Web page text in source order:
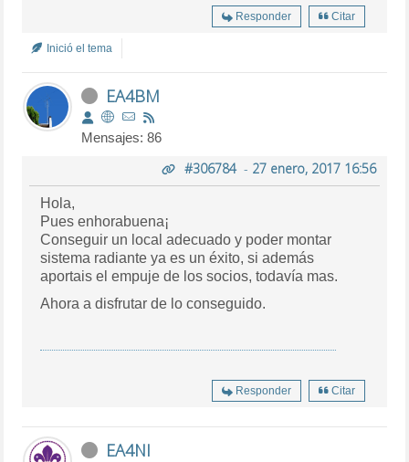
Responder Citar
Inició el tema
EA4BM
Mensajes: 86
#306784- 27 enero, 2017 16:56
Hola,
Pues enhorabuena¡
Conseguir un local adecuado y poder montar
sistema radiante ya es un éxito, si además
aportais el empuje de los socios, todavía mas.
Ahora a disfrutar de lo conseguido.
Responder Citar
EA4NI